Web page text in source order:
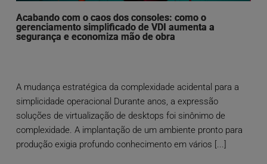
Acabando com o caos dos consoles: como o
gerenciamento simplificado de VDI aumenta a
segurança e economiza mão de obra
A mudança estratégica da complexidade acidental para a
simplicidade operacional Durante anos, a expressão
soluções de virtualização de desktops foi sinônimo de
complexidade. A implantação de um ambiente pronto para
produção exigia profundo conhecimento em vários [...]